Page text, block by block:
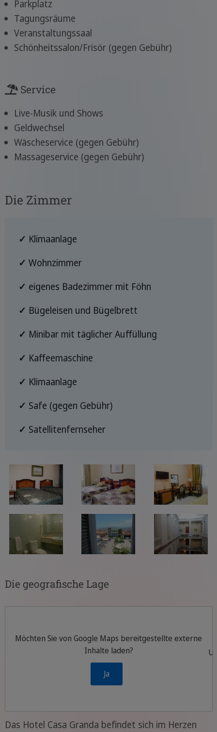
Parkplatz
Tagungsräume
Veranstaltungssaal
Schönheitssalon/Frisör (gegen Gebühr)
Service
Live-Musik und Shows
Geldwechsel
Wäscheservice (gegen Gebühr)
Massageservice (gegen Gebühr)
Die Zimmer
✓ Klimaanlage
✓ Wohnzimmer
✓ eigenes Badezimmer mit Föhn
✓ Bügeleisen und Bügelbrett
✓ Minibar mit täglicher Auffüllung
✓ Kaffeemaschine
✓ Klimaanlage
✓ Safe (gegen Gebühr)
✓ Satellitenfernseher
Die geografische Lage
Möchten Sie von Google Maps bereitgestellte externe
Inhalte laden?
Ja
Das Hotel Casa Granda befindet sich im Herzen